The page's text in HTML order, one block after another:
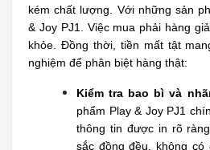
kém chất lượng. Với những sản
& Joy PJ1. Việc mua phải hàng
khỏe. Đồng thời, tiền mất tật
nghiệm để phân biệt hàng thật:
Kiểm tra bao bì và
phẩm Play & Joy PJ1
thông tin được in rõ
sắc đồng đều, không